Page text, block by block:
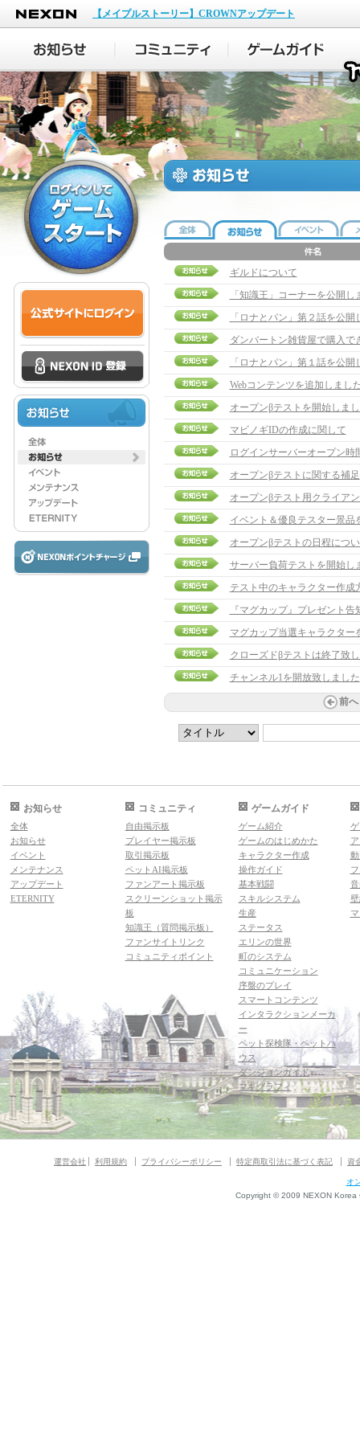
NEXON
【メイプルストーリー】CROWNアップデート
ギルドについて
「知識王」コーナーを公開し
「ロナとパン」第２話を公開
ダンバートン雑貨屋で購入で
「ロナとパン」第１話を公開
Webコンテンツを追加しまし
オープンβテストを開始しま
マビノギIDの作成に関して
ログインサーバーオープン時
オープンβテストに関する補足
オープンβテスト用クライア
イベント＆優良テスター景品
オープンβテストの日程につ
サーバー負荷テストを開始し
テスト中のキャラクター作成
『マグカップ』プレゼント
マグカップ当選キャラクター
クローズドβテストは終了致
チャンネル1を開放致しました
前へ
お知らせ
全体
お知らせ
イベント
メンテナンス
アップデート
ETERNITY
コミュニティ
自由掲示板
プレイヤー掲示板
取引掲示板
ペットAI掲示板
ファンアート掲示板
スクリーンショット掲示
板
知識王（質問掲示板）
ファンサイトリンク
コミュニティポイント
ゲームガイド
ゲーム紹介
ゲームのはじめかた
キャラクター作成
操作ガイド
基本戦闘
スキルシステム
生産
ステータス
エリンの世界
町のシステム
コミュニケーション
序盤のプレイ
スマートコンテンツ
インタラクションメーカ
ー
ペット探検隊・ペットハ
ウス
ダンジョンガイド
マギグラフィ
運営会社 利用規約 プライバシーポリシー 特定商取引法に基づく表記 資
オ
Copyright © 2009 NEXON Korea